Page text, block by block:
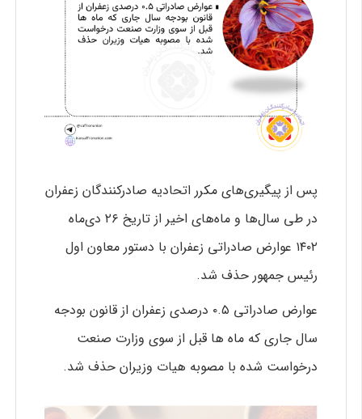
پس از پیگیری‌های مکرر اتحادیه صادرکنندگان زعفران
در طی سال‌ها و ماه‌های اخیر از تاریخ ۲۶ دی‌ماه
۱۴۰۲ عوارض صادراتی زعفران با دستور معاون اول
رئیس جمهور حذف شد.
عوارض صادراتی ۰.۵ درصدی زعفران از قانون بودجه
سال جاری که ماه ها قبل از سوی وزارت صنعت
درخواست شده با مصوبه هیات وزیران حذف شد.